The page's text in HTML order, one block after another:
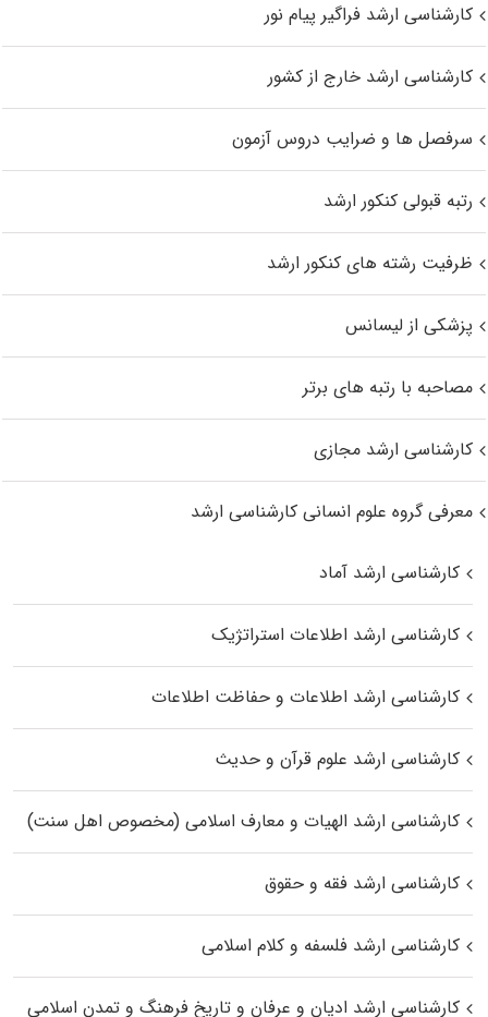
کارشناسی ارشد فراگیر پیام نور
کارشناسی ارشد خارج از کشور
سرفصل ها و ضرایب دروس آزمون
رتبه قبولی کنکور ارشد
ظرفیت رشته های کنکور ارشد
پزشکی از لیسانس
مصاحبه با رتبه های برتر
کارشناسی ارشد مجازی
معرفی گروه علوم انسانی کارشناسی ارشد
کارشناسی ارشد آماد
کارشناسی ارشد اطلاعات استراتژیک
کارشناسی ارشد اطلاعات و حفاظت اطلاعات
کارشناسی ارشد علوم قرآن و حدیث
کارشناسی ارشد الهیات و معارف اسلامی (مخصوص اهل سنت)
کارشناسی ارشد فقه و حقوق
کارشناسی ارشد فلسفه و کلام اسلامی
کارشناسی ارشد ادیان و عرفان و تاریخ فرهنگ و تمدن اسلامی